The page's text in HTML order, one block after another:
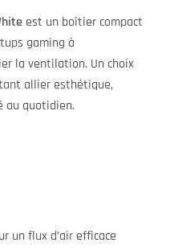
est un boîtier compact
gaming à
la ventilation. Un choix
allier esthétique,
au quotidien.
un flux d’air efficace